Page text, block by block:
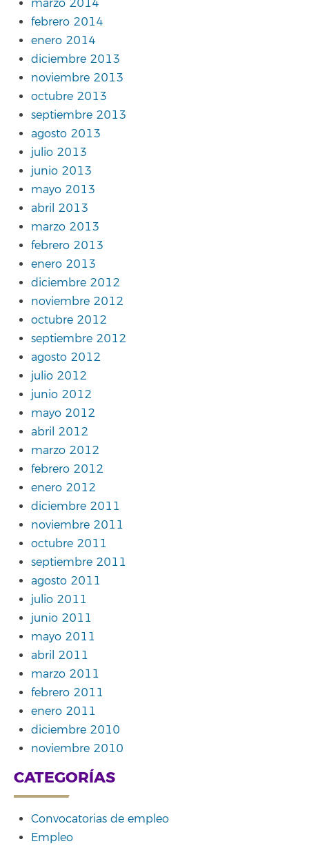
marzo 2014
febrero 2014
enero 2014
diciembre 2013
noviembre 2013
octubre 2013
septiembre 2013
agosto 2013
julio 2013
junio 2013
mayo 2013
abril 2013
marzo 2013
febrero 2013
enero 2013
diciembre 2012
noviembre 2012
octubre 2012
septiembre 2012
agosto 2012
julio 2012
junio 2012
mayo 2012
abril 2012
marzo 2012
febrero 2012
enero 2012
diciembre 2011
noviembre 2011
octubre 2011
septiembre 2011
agosto 2011
julio 2011
junio 2011
mayo 2011
abril 2011
marzo 2011
febrero 2011
enero 2011
diciembre 2010
noviembre 2010
CATEGORÍAS
Convocatorias de empleo
Empleo